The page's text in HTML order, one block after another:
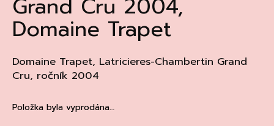
Grand Cru 2004,
Domaine Trapet
Domaine Trapet, Latricieres-Chambertin Grand
Cru, ročník 2004
Položka byla vyprodána…
a
j
t
?